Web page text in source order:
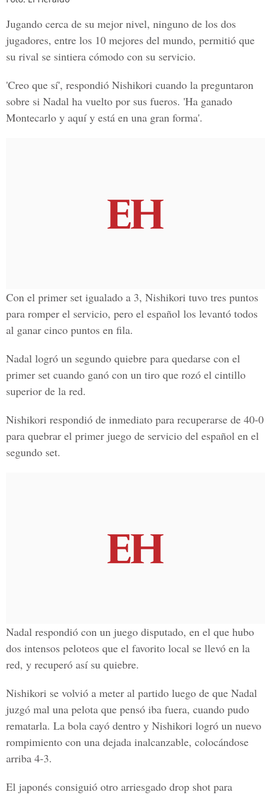
Jugando cerca de su mejor nivel, ninguno de los dos
jugadores, entre los 10 mejores del mundo, permitió que
su rival se sintiera cómodo con su servicio.
'Creo que sí', respondió Nishikori cuando la preguntaron
sobre si Nadal ha vuelto por sus fueros. 'Ha ganado
Montecarlo y aquí y está en una gran forma'.
Con el primer set igualado a 3, Nishikori tuvo tres puntos
para romper el servicio, pero el español los levantó todos
al ganar cinco puntos en fila.
Nadal logró un segundo quiebre para quedarse con el
primer set cuando ganó con un tiro que rozó el cintillo
superior de la red.
Nishikori respondió de inmediato para recuperarse de 40-0
para quebrar el primer juego de servicio del español en el
segundo set.
Nadal respondió con un juego disputado, en el que hubo
dos intensos peloteos que el favorito local se llevó en la
red, y recuperó así su quiebre.
Nishikori se volvió a meter al partido luego de que Nadal
juzgó mal una pelota que pensó iba fuera, cuando pudo
rematarla. La bola cayó dentro y Nishikori logró un nuevo
rompimiento con una dejada inalcanzable, colocándose
arriba 4-3.
El japonés consiguió otro arriesgado drop shot para